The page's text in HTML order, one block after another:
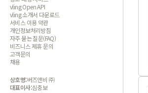
vling Open API
vling 소개서 다운로드
서비스 이용 약관
개인정보처리방침
자주 묻는 질문(FAQ)
비즈니스 제휴 문의
고객문의
채용
상호명:버즈앤비 ㈜
대표이사:심충보